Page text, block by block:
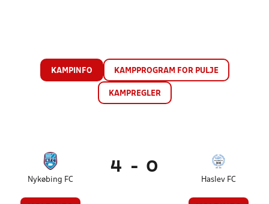
KAMPINFO KAMPPROGRAM FOR PULJE
KAMPREGLER
Nykøbing FC
4 - 0
Haslev FC